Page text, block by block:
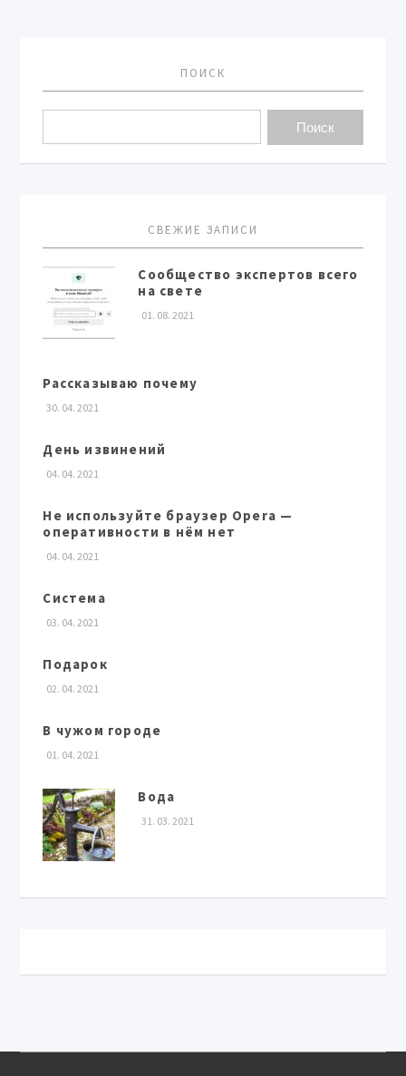
ПОИСК
СВЕЖИЕ ЗАПИСИ
Сообщество экспертов всего
на свете
01. 08. 2021
Рассказываю почему
30. 04. 2021
День извинений
04. 04. 2021
Не используйте браузер Opera —
оперативности в нём нет
04. 04. 2021
Система
03. 04. 2021
Подарок
02. 04. 2021
В чужом городе
01. 04. 2021
Вода
31. 03. 2021